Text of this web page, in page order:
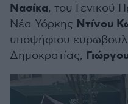
Νασίκα, του Γενικού
Νέα Υόρκης Ντίνου
υποψήφιου
Δημοκρατίας,